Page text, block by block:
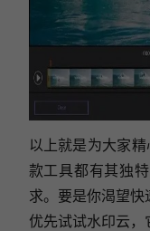
以上就是为大家
款工具都有其独
求。要是你渴望
优先试试水印云